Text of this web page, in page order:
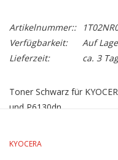
Artikelnummer::
Verfügbarkeit:
Auf
Lieferzeit:
ca. 3
Toner Schwarz für
und P6130dn
KYOCERA